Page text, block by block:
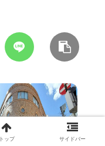
トップ サイドバー